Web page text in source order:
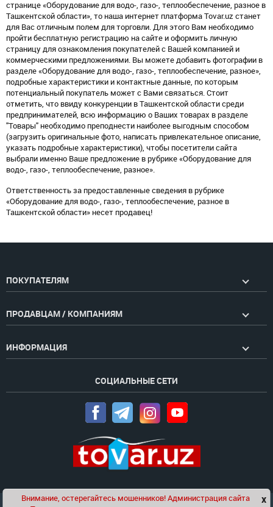
странице «Оборудование для водо-, газо-, теплообеспечение, разное в
Ташкентской области», то наша интернет платформа Tovar.uz станет
для Вас отличным полем для торговли. Для этого Вам необходимо
пройти бесплатную регистрацию на сайте и оформить личную
страницу для ознакомления покупателей с Вашей компанией и
коммерческими предложениями. Вы можете добавить фотографии в
разделе «Оборудование для водо-, газо-, теплообеспечение, разное»,
подробные характеристики и контактные данные, по которым
потенциальный покупатель может с Вами связаться. Стоит
отметить, что ввиду конкуренции в Ташкентской области среди
предпринимателей, всю информацию о Ваших товарах в разделе
"Товары" необходимо преподнести наиболее выгодным способом
(загрузить оригинальные фото, написать привлекательное описание,
указать подробные характеристики), чтобы посетители сайта
выбрали именно Ваше предложение в рубрике «Оборудование для
водо-, газо-, теплообеспечение, разное».
Ответственность за предоставленные сведения в рубрике
«Оборудование для водо-, газо-, теплообеспечение, разное в
Ташкентской области» несет продавец!
ПОКУПАТЕЛЯМ
ПРОДАВЦАМ / КОМПАНИЯМ
ИНФОРМАЦИЯ
СОЦИАЛЬНЫЕ СЕТИ
Чат x
Внимание, остерегайтесь мошенников! Администрация сайта